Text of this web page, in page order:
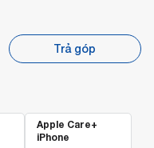
Trả góp
Apple Care+
iPhone